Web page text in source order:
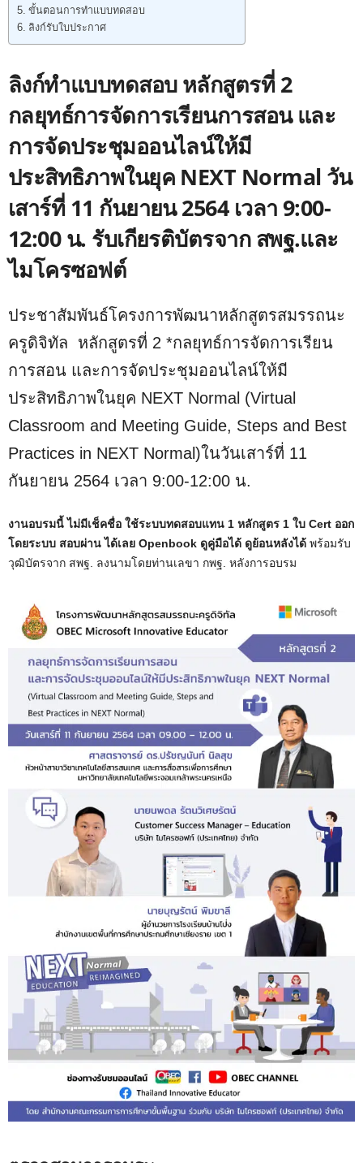
ขั้นตอนการทำแบบทดสอบ
ลิงก์รับใบประกาศ
ลิงก์ทำแบบทดสอบ หลักสูตรที่ 2
กลยุทธ์การจัดการเรียนการสอน และ
การจัดประชุมออนไลน์ให้มี
ประสิทธิภาพในยุค NEXT Normal วัน
เสาร์ที่ 11 กันยายน 2564 เวลา 9:00-
12:00 น. รับเกียรติบัตรจาก สพฐ.และ
ไมโครซอฟต์
ประชาสัมพันธ์โครงการพัฒนาหลักสูตรสมรรถนะ
ครูดิจิทัล หลักสูตรที่ 2 *กลยุทธ์การจัดการเรียน
การสอน และการจัดประชุมออนไลน์ให้มี
ประสิทธิภาพในยุค NEXT Normal (Virtual
Classroom and Meeting Guide, Steps and Best
Practices in NEXT Normal)ในวันเสาร์ที่ 11
กันยายน 2564 เวลา 9:00-12:00 น.
งานอบรมนี้ ไม่มีเช็คชื่อ ใช้ระบบทดสอบแทน 1 หลักสูตร 1 ใบ Cert ออก
โดยระบบ สอบผ่าน ได้เลย Openbook ดูคู่มือได้ ดูย้อนหลังได้ พร้อมรับ
วุฒิบัตรจาก สพฐ. ลงนามโดยท่านเลขา กพฐ. หลังการอบรม